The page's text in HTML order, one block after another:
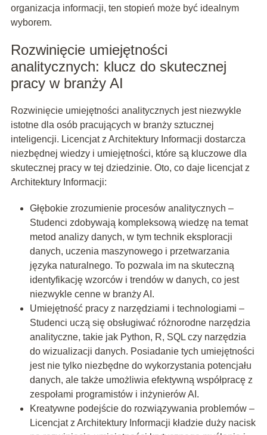
organizacja informacji, ten stopień może być idealnym
wyborem.
Rozwinięcie umiejętności
analitycznych: klucz do skutecznej
pracy w branży AI
Rozwinięcie umiejętności analitycznych jest niezwykle
istotne dla osób pracujących w branży sztucznej
inteligencji. Licencjat z Architektury Informacji dostarcza
niezbędnej wiedzy i umiejętności, które są kluczowe dla
skutecznej pracy w tej dziedzinie. Oto, co daje licencjat z
Architektury Informacji:
Głębokie zrozumienie procesów analitycznych –
Studenci zdobywają kompleksową wiedzę na temat
metod analizy danych, w tym technik eksploracji
danych, uczenia maszynowego i przetwarzania
języka naturalnego. To pozwala im na skuteczną
identyfikację wzorców i trendów w danych, co jest
niezwykle cenne w branży AI.
Umiejętność pracy z narzędziami i technologiami –
Studenci uczą się obsługiwać różnorodne narzędzia
analityczne, takie jak Python, R, SQL czy narzędzia
do wizualizacji danych. Posiadanie tych umiejętności
jest nie tylko niezbędne do wykorzystania potencjału
danych, ale także umożliwia efektywną współpracę z
zespołami programistów i inżynierów AI.
Kreatywne podejście do rozwiązywania problemów –
Licencjat z Architektury Informacji kładzie duży nacisk